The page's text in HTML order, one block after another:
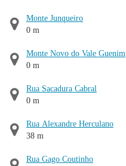
Monte Junqueiro
0 m
Monte Novo do Vale Guenim
0 m
Rua Sacadura Cabral
0 m
Rua Alexandre Herculano
38 m
Rua Gago Coutinho